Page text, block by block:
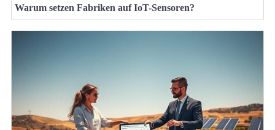
Warum setzen Fabriken auf IoT-Sensoren?